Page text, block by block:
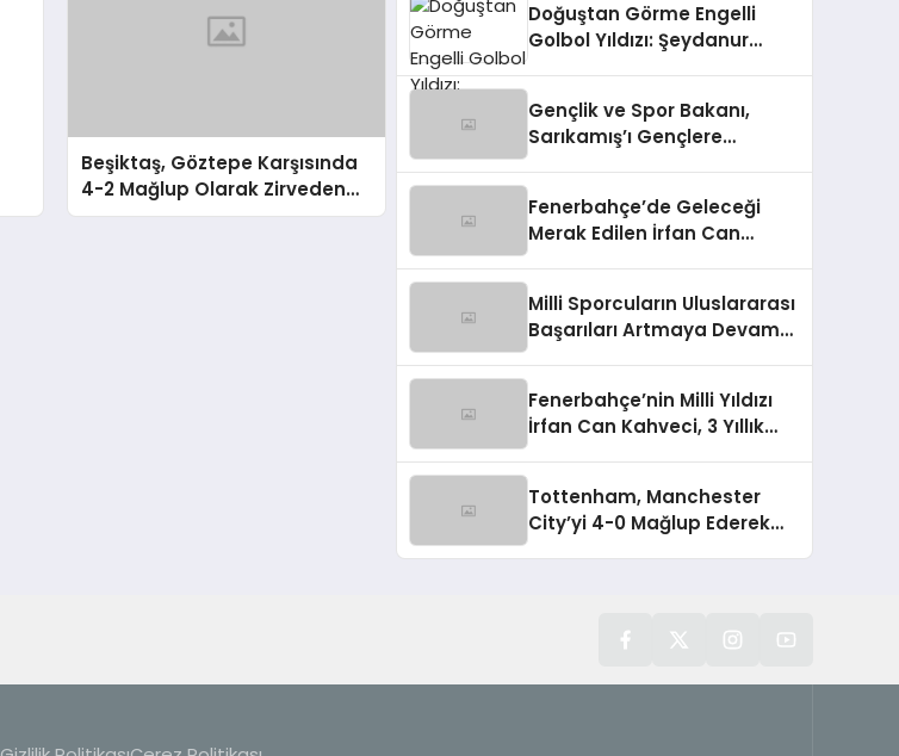
Beşiktaş, Göztepe Karşısında
4-2 Mağlup Olarak Zirveden
Uzaklaştı
Doğuştan Görme Engelli
Golbol Yıldızı: Şeydanur
Gençlik ve Spor Bakanı,
Sarıkamış’ı Gençlere
Fenerbahçe’de Geleceği
Merak Edilen İrfan Can
Milli Sporcuların Uluslararası
Başarıları Artmaya Devam
Fenerbahçe’nin Milli Yıldızı
İrfan Can Kahveci, 3 Yıllık
Tottenham, Manchester
City’yi 4-0 Mağlup Ederek